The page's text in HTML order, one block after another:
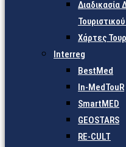
Διαδικασία
Χάρτες
Interreg
BestMed
In-MedTouR
SmartMED
GEOSTARS
RE-CULT